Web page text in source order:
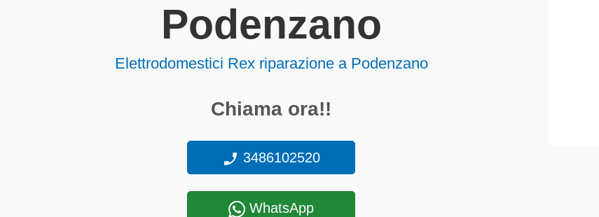
Podenzano
Elettrodomestici Rex riparazione a Podenzano
Chiama ora!!
3486102520
WhatsApp